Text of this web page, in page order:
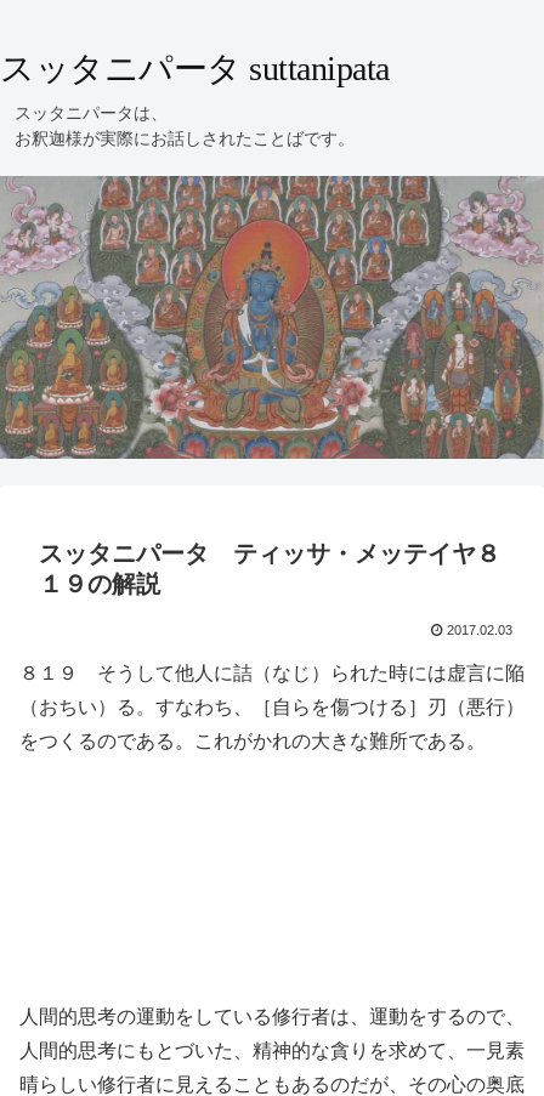
スッタニパータ suttanipata
スッタニパータ ティッサ・メッテイヤ８
１９の解説
2017.02.03
８１９ そうして他人に詰（なじ）られた時には虚言に陥
（おちい）る。すなわち、［自らを傷つける］刃（悪行）
をつくるのである。これがかれの大きな難所である。
人間的思考の運動をしている修行者は、運動をするので、
人間的思考にもとづいた、精神的な貪りを求めて、一見素
晴らしい修行者に見えることもあるのだが、その心の奥底